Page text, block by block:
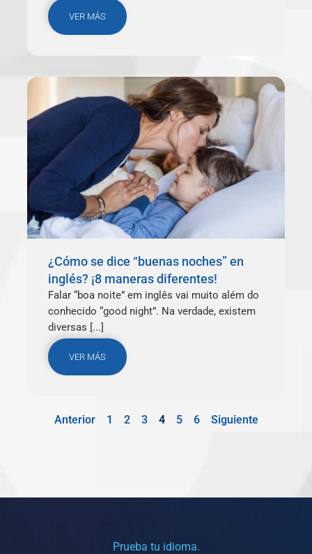
VER MÁS
¿Cómo se dice “buenas noches” en
inglés? ¡8 maneras diferentes!
Falar “boa noite” em inglês vai muito além do
conhecido “good night”. Na verdade, existem
diversas [...]
VER MÁS
Anterior 1 2 3 4 5 6 Siguiente
Prueba tu idioma.